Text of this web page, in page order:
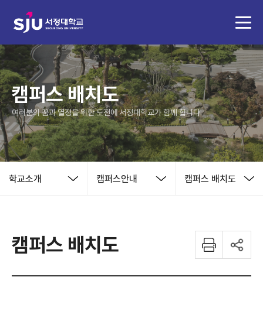
캠퍼스 배치도
여러분의 꿈과 열정을 위한 도전에 서정대학교가 함께 합니다.
학교소개 캠퍼스안내 캠퍼스 배치도
캠퍼스 배치도